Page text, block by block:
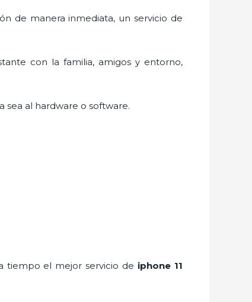
de manera inmediata, un servicio de
con la familia, amigos y entorno,
sea al hardware o software.
tiempo el mejor servicio de iphone 11